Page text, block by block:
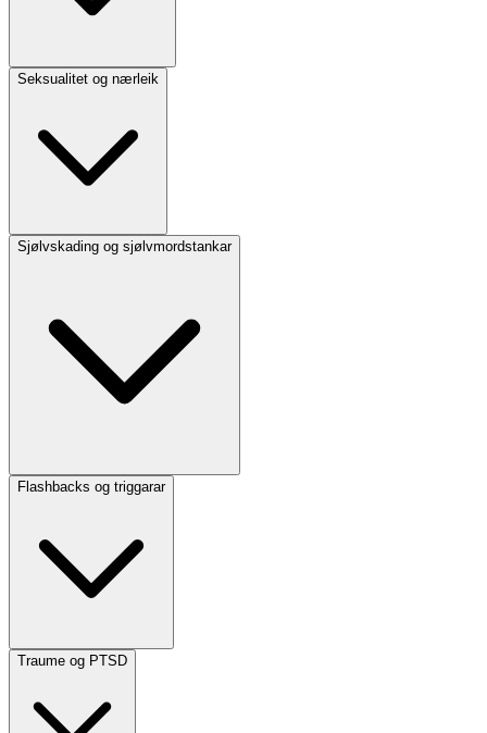
Seksualitet og nærleik
Sjølvskading og sjølvmordstankar
Flashbacks og triggarar
Traume og PTSD